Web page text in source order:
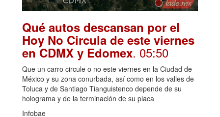
Qué autos descansan por el
Hoy No Circula de este viernes
en CDMX y Edomex. 05:50
Que un carro circule o no este viernes en la Ciudad de
México y su zona conurbada, así como en los valles de
Toluca y de Santiago Tianguistenco depende de su
holograma y de la terminación de su placa
Infobae